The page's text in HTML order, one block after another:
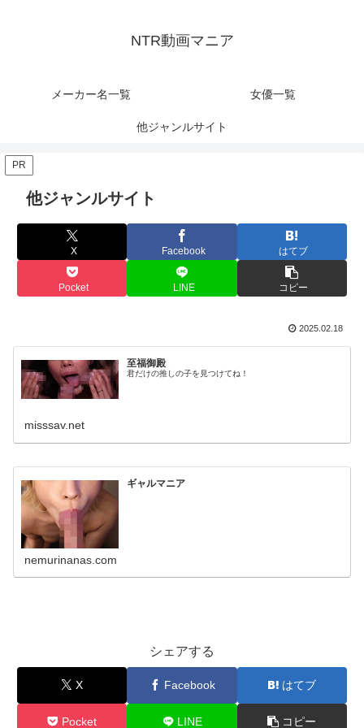
NTR動画マニア
メーカー名一覧 女優一覧
他ジャンルサイト
PR
他ジャンルサイト
X Facebook はてブ
Pocket LINE コピー
2025.02.18
至福御殿
君だけの推しの子を見つけてね！
misssav.net
ギャルマニア
nemurinanas.com
シェアする
X Facebook はてブ
Pocket LINE コピー